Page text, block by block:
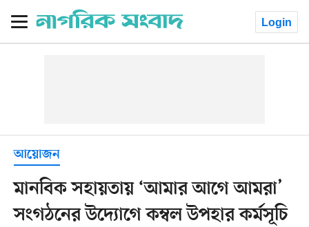
Login
আয়োজন
মানবিক সহায়তায় ‘আমার আগে আমরা’
সংগঠনের উদ্যোগে কম্বল উপহার কর্মসূচি